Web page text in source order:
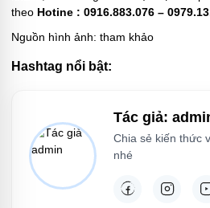
theo Hotine : 0916.883.076 –
Nguồn hình ảnh: tham khảo
Hashtag nổi bật:
Tác giả:
Chia sẻ kiến thức
nhé